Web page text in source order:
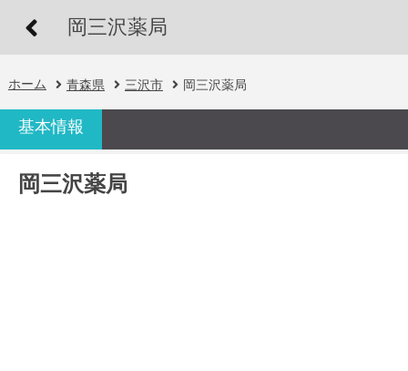
岡三沢薬局
ホーム 青森県 三沢市 岡三沢薬局
基本情報
岡三沢薬局